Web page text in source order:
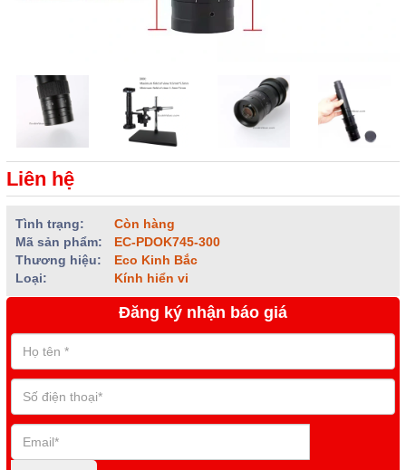
Liên hệ
Tình trạng:
Còn hàng
Mã sản phẩm:
EC-PDOK745-300
Thương hiệu:
Eco Kinh Bắc
Loại:
Kính hiển vi
Đăng ký nhận báo giá